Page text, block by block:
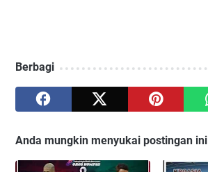
Berbagi
Anda mungkin menyukai postingan ini